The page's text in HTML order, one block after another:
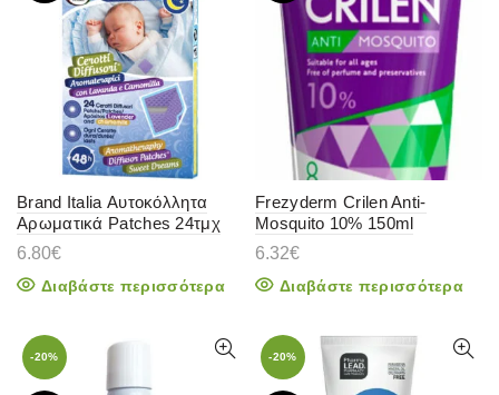
Brand Italia Αυτοκόλλητα
Αρωματικά Patches 24τμχ
6.80€
Διαβάστε περισσότερα
Frezyderm Crilen Anti-
Mosquito 10% 150ml
6.32€
Διαβάστε περισσότερα
-20% -20%